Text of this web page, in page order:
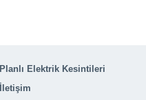
Planlı Elektrik Kesintileri
İletişim